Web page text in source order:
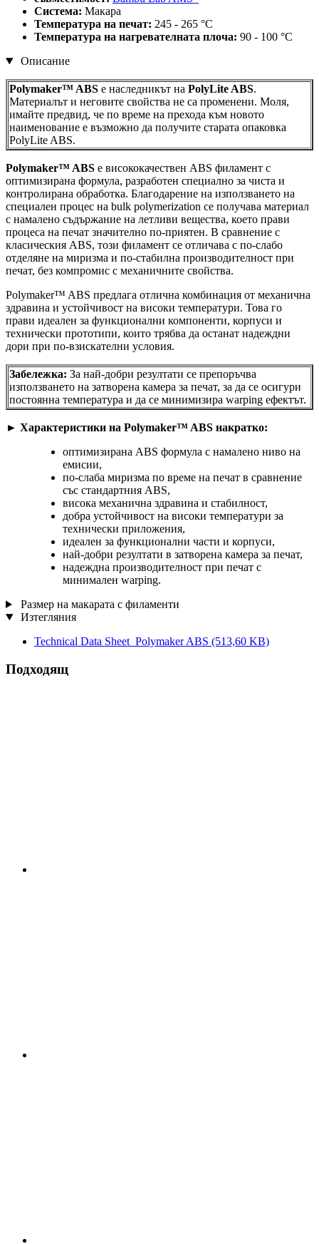
Система: Макара
Температура на печат: 245 - 265 °C
Температура на нагревателната плоча: 90 - 100 °C
Описание
Polymaker™ ABS е наследникът на PolyLite ABS.
Материалът и неговите свойства не са променени. Моля,
имайте предвид, че по време на прехода към новото
наименование е възможно да получите старата опаковка
PolyLite ABS.
Polymaker™ ABS е висококачествен ABS филамент с
оптимизирана формула, разработен специално за чиста и
контролирана обработка. Благодарение на използването на
специален процес на bulk polymerization се получава материал
с намалено съдържание на летливи вещества, което прави
процеса на печат значително по-приятен. В сравнение с
класическия ABS, този филамент се отличава с по-слабо
отделяне на миризма и по-стабилна производителност при
печат, без компромис с механичните свойства.
Polymaker™ ABS предлага отлична комбинация от механична
здравина и устойчивост на високи температури. Това го
прави идеален за функционални компоненти, корпуси и
технически прототипи, които трябва да останат надеждни
дори при по-взискателни условия.
Забележка: За най-добри резултати се препоръчва
използването на затворена камера за печат, за да се осигури
постоянна температура и да се минимизира warping ефектът.
► Характеристики на Polymaker™ ABS накратко:
оптимизирана ABS формула с намалено ниво на
емисии,
по-слаба миризма по време на печат в сравнение
със стандартния ABS,
висока механична здравина и стабилност,
добра устойчивост на високи температури за
технически приложения,
идеален за функционални части и корпуси,
най-добри резултати в затворена камера за печат,
надеждна производителност при печат с
минимален warping.
Размер на макарата с филаменти
Изтегляния
Technical Data Sheet_Polymaker ABS (513,60 KB)
Подходящ